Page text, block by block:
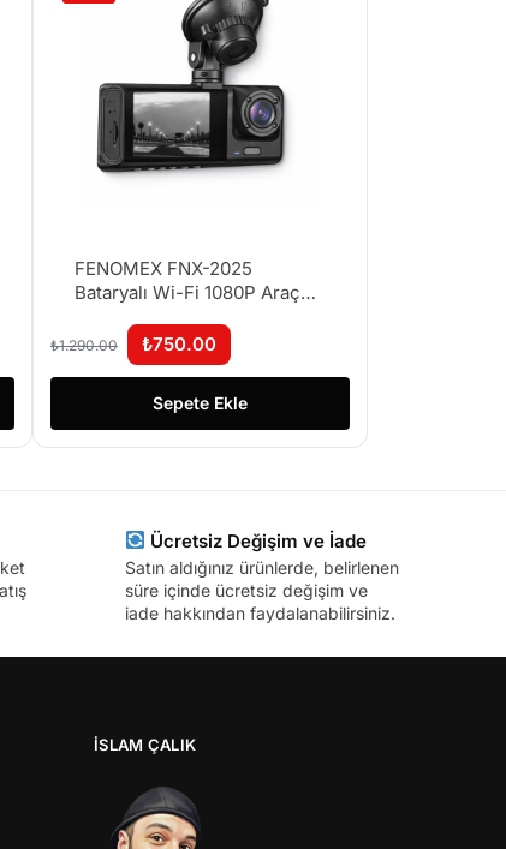
FENOMEX FNX-2025
Bataryalı Wi-Fi 1080P Araç
İzleme
₺1.290.00 ₺750.00
Sepete Ekle
Ücretsiz Değişim ve İade
Satın aldığınız ürünlerde, belirlenen
süre içinde ücretsiz değişim ve
iade hakkından faydalanabilirsiniz.
İSLAM ÇALIK